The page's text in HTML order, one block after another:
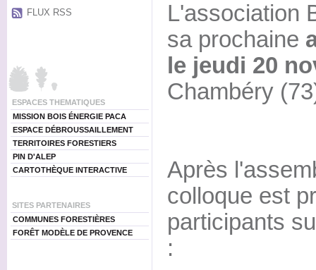
FLUX RSS
ESPACES THEMATIQUES
MISSION BOIS ÉNERGIE PACA
ESPACE DÉBROUSSAILLEMENT
TERRITOIRES FORESTIERS
PIN D'ALEP
CARTOTHÈQUE INTERACTIVE
SITES PARTENAIRES
COMMUNES FORESTIÈRES
FORÊT MODÈLE DE PROVENCE
L'association
sa prochaine
le jeudi 20
Chambéry
Après
colloque est
participants
: